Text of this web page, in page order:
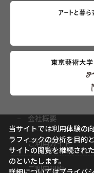
会社概要
ご利用ガイド
ご利用規約
当サイトでは利用体験の
ラフィックの分析を目的
サイトの閲覧を継続され
のといたします。